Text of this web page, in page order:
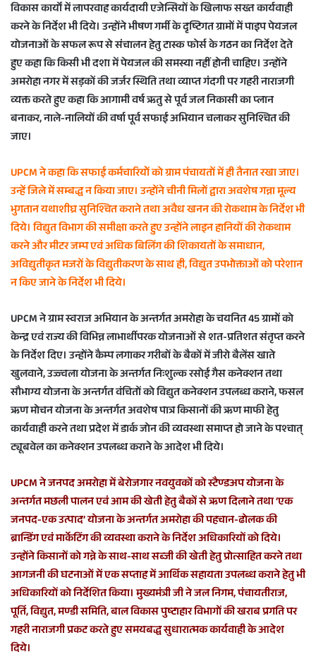
विकास कार्यों में लापरवाह कार्यदायी एजेन्सियों के खिलाफ सख्त कार्यवाही
करने के निर्देश भी दिये। उन्होंने भीषण गर्मी के दृष्टिगत ग्रामों में पाइप पेयजल
योजनाओं के सफल रूप से संचालन हेतु टास्क फोर्स के गठन का निर्देश देते
हुए कहा कि किसी भी दशा में पेयजल की समस्या नहीं होनी चाहिए। उन्होंने
अमरोहा नगर में सड़कों की जर्जर स्थिति तथा व्याप्त गंदगी पर गहरी नाराजगी
व्यक्त करते हुए कहा कि आगामी वर्ष ऋतु से पूर्व जल निकासी का प्लान
बनाकर, नाले-नालियों की वर्षा पूर्व सफाई अभियान चलाकर सुनिश्चित की
जाए।
UPCM ने कहा कि सफाई कर्मचारियोें को ग्राम पंचायतों में ही तैनात रखा जाए।
उन्हें जिले में सम्बद्ध न किया जाए। उन्होंने चीनी मिलों द्वारा अवशेष गन्ना मूल्य
भुगतान यथाशीघ्र सुनिश्चित कराने तथा अवैध खनन की रोकथाम के निर्देश भी
दिये। विद्युत विभाग की समीक्षा करते हुए उन्होंने लाइन हानियों की रोकथाम
करने और मीटर जम्प एवं अधिक बिलिंग की शिकायतों के समाधान,
अविद्युतीकृत मजरों के विद्युतीकरण के साथ ही, विद्युत उपभोक्ताओं को परेशान
न किए जाने के निर्देश भी दिये।
UPCM ने ग्राम स्वराज अभियान के अन्तर्गत अमरोहा के चयनित 45 ग्रामों को
केन्द्र एवं राज्य की विभिन्न लाभार्थीपरक योजनाओं से शत-प्रतिशत संतृप्त करने
के निर्देश दिए। उन्होंने कैम्प लगाकर गरीबों के बैकों में जीरो बैलेंस खाते
खुलवाने, उज्ज्वला योजना के अन्तर्गत निःशुल्क रसोई गैस कनेक्शन तथा
सौभाग्य योजना के अन्तर्गत वंचितों को विद्युत कनेक्शन उपलब्ध कराने, फसल
ऋण मोचन योजना के अन्तर्गत अवशेष पात्र किसानों की ऋण माफी हेतु
कार्यवाही करने तथा प्रदेश में डार्क जोन की व्यवस्था समाप्त हो जाने के पश्चात्
ट्यूबवेल का कनेक्शन उपलब्ध कराने के आदेश भी दिये।
UPCM ने जनपद अमरोहा में बेरोजगार नवयुवकों को स्टैण्डअप योजना के
अन्तर्गत मछली पालन एवं आम की खेती हेतु बैकों से ऋण दिलाने तथा ‘एक
जनपद-एक उत्पाद’ योजना के अन्तर्गत अमरोहा की पहचान-ढोलक की
ब्रान्डिंग एवं मार्केटिंग की व्यवस्था कराने के निर्देश अधिकारियों को दिये।
उन्होंने किसानों को गन्ने के साथ-साथ सब्जी की खेती हेतु प्रोत्साहित करने तथा
आगजनी की घटनाओं में एक सप्ताह में आर्थिक सहायता उपलब्ध कराने हेतु भी
अधिकारियों को निर्देशित किया। मुख्यमंत्री जी ने जल निगम, पंचायतीराज,
पूर्ति, विद्युत, मण्डी समिति, बाल विकास पुष्टाहार विभागों की खराब प्रगति पर
गहरी नाराजगी प्रकट करते हुए समयबद्ध सुधारात्मक कार्यवाही के आदेश
दिये।